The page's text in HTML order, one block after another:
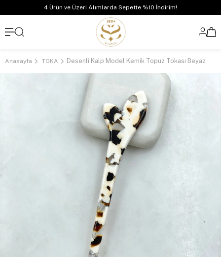
4 Ürün ve Üzeri Alımlarda Sepette %10 İndirim!
Anasayfa TOKA Desenli Kalp Model Kemik Topuz Tokası Beyaz